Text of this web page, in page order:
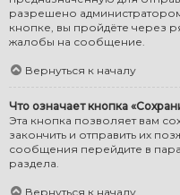
разрешено
кнопке, вы пройдёте через
жалобы на сообщение.
Вернуться к началу
Что означает кнопка
Эта кнопка позволяет вам
закончить и отправить их
сообщения перейдите в
раздела.
Вернуться к началу